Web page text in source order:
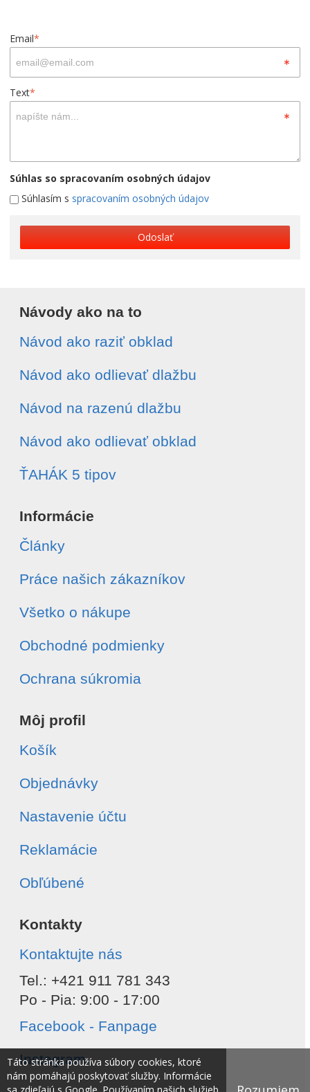
Email*
Text*
Súhlas so spracovaním osobných údajov
Súhlasím s spracovaním osobných údajov
Odoslať
Návody ako na to
Návod ako raziť obklad
Návod ako odlievať dlažbu
Návod na razenú dlažbu
Návod ako odlievať obklad
ŤAHÁK 5 tipov
Informácie
Články
Práce našich zákazníkov
Všetko o nákupe
Obchodné podmienky
Ochrana súkromia
Môj profil
Košík
Objednávky
Nastavenie účtu
Reklamácie
Obľúbené
Kontakty
Kontaktujte nás
Tel.: +421 911 781 343
Po - Pia: 9:00 - 17:00
Facebook - Fanpage
Instagram
Táto stránka používa súbory cookies, ktoré
nám pomáhajú poskytovať služby. Informácie